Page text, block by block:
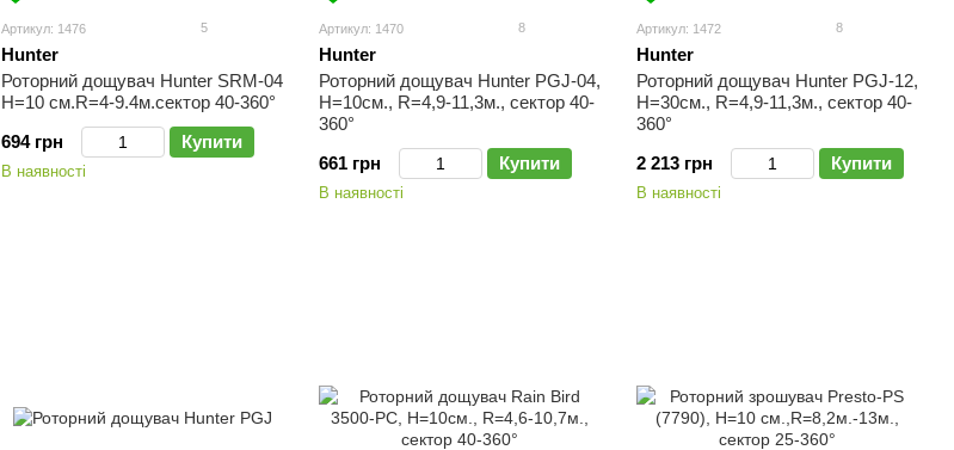
Артикул: 1476 5
Hunter
Роторний дощувач Hunter SRM-04
H=10 см.R=4-9.4м.сектор 40-360°
694 грн
Купити
В наявності
Артикул: 1470 8
Hunter
Роторний дощувач Hunter PGJ-04,
H=10см., R=4,9-11,3м., сектор 40-
360°
661 грн
Купити
В наявності
Артикул: 1472 8
Hunter
Роторний дощувач Hunter PGJ-12,
H=30см., R=4,9-11,3м., сектор 40-
360°
2 213 грн
Купити
В наявності